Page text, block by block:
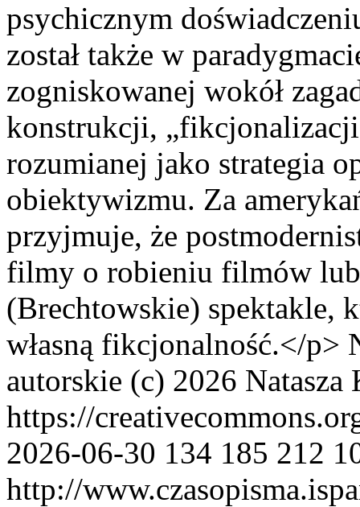
psychicznym
został także w
zogniskowanej wokół
konstrukcji,
rozumianej jako strategia
obiektywizmu. Za
przyjmuje, że
filmy o robieniu filmów
(Brechtowskie) spektakle,
własną fikcjonalność.</p>
autorskie (c) 2026 Natasza
https://
2026-06-30 134 185 212
http://